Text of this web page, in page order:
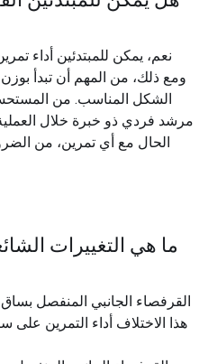
نعم، يمكن للمبتدئين أداء
ومع ذلك، من المهم أن تبدأ
الشكل المناسب. من
مرشد فردي ذو خبرة خلال
الحال مع أي تمرين، من
ما هي التغييرات
القرفصاء الجانبي المنفصل
هذا الاختلاف أداء التمرين